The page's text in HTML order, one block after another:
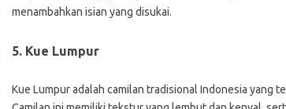
menambahkan isian yang disukai.
5. Kue Lumpur
Kue Lumpur adalah camilan tradisional Indonesia yang